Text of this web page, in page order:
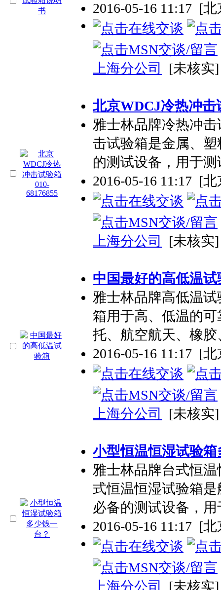
2016-05-16 11:17 [北
上海分公司 [未核实]
北京WDCJ冷热冲击
雅士林品牌冷热冲
击试验箱是金属、
的测试设备，用于
2016-05-16 11:17 [北
上海分公司 [未核实]
中国最好的高低温试
雅士林品牌高低温
箱用于高、低温的
托、航空航天、橡
2016-05-16 11:17 [北
上海分公司 [未核实]
小型恒温恒湿试验
雅士林品牌台式恒
式恒温恒湿试验箱
必备的测试设备，
2016-05-16 11:17 [北
上海分公司 [未核实]